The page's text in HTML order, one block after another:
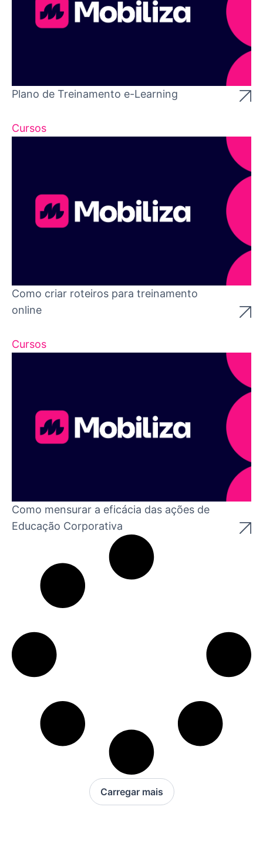
Plano de Treinamento e-Learning
Cursos
Como criar roteiros para treinamento
online
Cursos
Como mensurar a eficácia das ações de
Educação Corporativa
Carregar mais